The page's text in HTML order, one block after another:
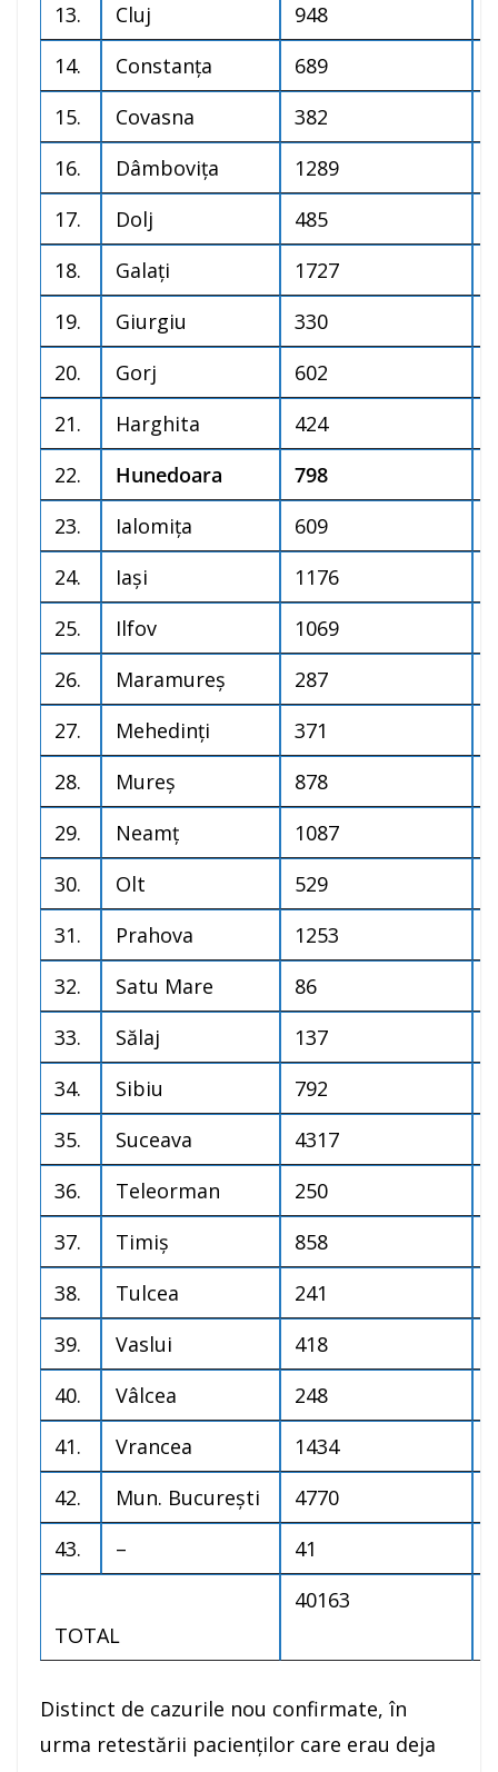
13.
Cluj 948
14.
Constanța 689
15.
Covasna 382
16.
Dâmbovița 1289
17.
Dolj 485
18.
Galați 1727
19.
Giurgiu 330
20.
Gorj 602
21.
Harghita 424
22.
Hunedoara 798
23.
Ialomița 609
24.
Iași 1176
25.
Ilfov 1069
26.
Maramureș 287
27.
Mehedinți 371
28.
Mureș 878
29.
Neamț 1087
30.
Olt 529
31.
Prahova 1253
32.
Satu Mare 86
33.
Sălaj 137
34.
Sibiu 792
35.
Suceava 4317
36.
Teleorman 250
37.
Timiș 858
38.
Tulcea 241
39.
Vaslui 418
40.
Vâlcea 248
41.
Vrancea 1434
42.
Mun. București 4770
43.
– 41
TOTAL
40163
Distinct de cazurile nou confirmate, în
urma retestării pacienților care erau deja